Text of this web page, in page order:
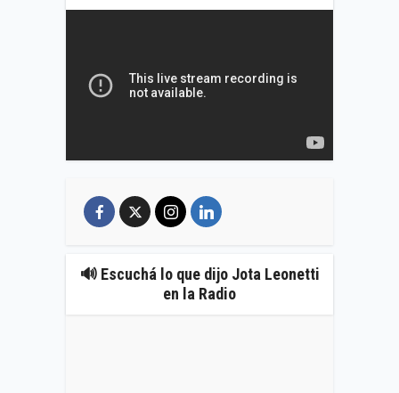
🔊 Escuchá lo que dijo Jota Leonetti
en la Radio